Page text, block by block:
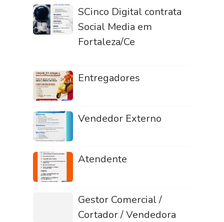
SCinco Digital contrata
Social Media em
Fortaleza/Ce
Entregadores
Vendedor Externo
Atendente
Gestor Comercial /
Cortador / Vendedora